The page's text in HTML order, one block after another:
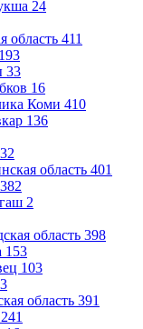
24
область 411
193
33
16
Коми 410
136
32
область 401
382
2
область 398
153
103
область 391
241